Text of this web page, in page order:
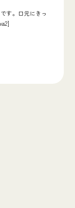
す。口元にきっ